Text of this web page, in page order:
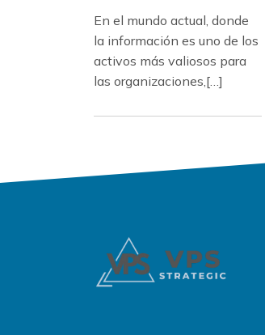
En el mundo actual, donde
la información es uno de los
activos más valiosos para
las organizaciones,[…]